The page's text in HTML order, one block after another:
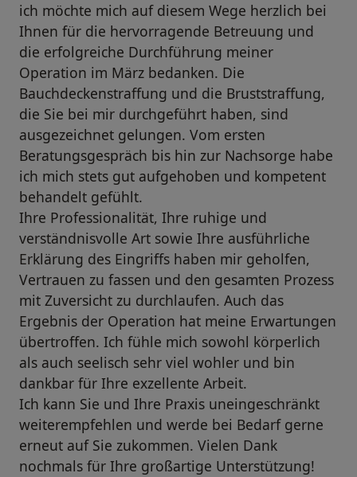
ich möchte mich auf diesem Wege herzlich bei
Ihnen für die hervorragende Betreuung und
die erfolgreiche Durchführung meiner
Operation im März bedanken. Die
Bauchdeckenstraffung und die Bruststraffung,
die Sie bei mir durchgeführt haben, sind
ausgezeichnet gelungen. Vom ersten
Beratungsgespräch bis hin zur Nachsorge habe
ich mich stets gut aufgehoben und kompetent
behandelt gefühlt.
Ihre Professionalität, Ihre ruhige und
verständnisvolle Art sowie Ihre ausführliche
Erklärung des Eingriffs haben mir geholfen,
Vertrauen zu fassen und den gesamten Prozess
mit Zuversicht zu durchlaufen. Auch das
Ergebnis der Operation hat meine Erwartungen
übertroffen. Ich fühle mich sowohl körperlich
als auch seelisch sehr viel wohler und bin
dankbar für Ihre exzellente Arbeit.
Ich kann Sie und Ihre Praxis uneingeschränkt
weiterempfehlen und werde bei Bedarf gerne
erneut auf Sie zukommen. Vielen Dank
nochmals für Ihre großartige Unterstützung!